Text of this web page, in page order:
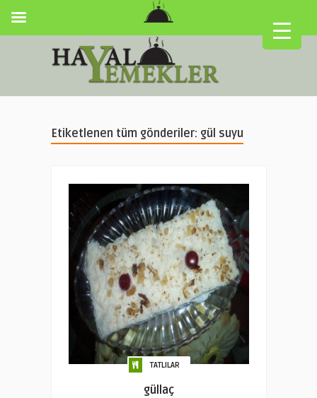
Etiketlenen tüm gönderiler: gül suyu
TATLILAR
güllaç